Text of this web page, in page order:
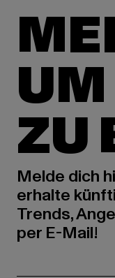
ZU
Melde dich
erhalte
Trends,
per E-Mail!